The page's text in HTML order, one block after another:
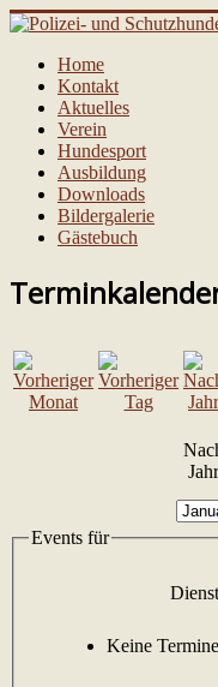
Home
Kontakt
Aktuelles
Verein
Hundesport
Ausbildung
Downloads
Bildergalerie
Gästebuch
Jahr
Events für
Keine Termine